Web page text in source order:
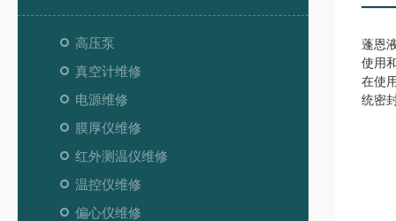
高压泵
真空计维修
电源维修
膜厚仪维修
红外测温仪维修
温控仪维修
偏心仪维修
蓬恩
使用
在使
统密